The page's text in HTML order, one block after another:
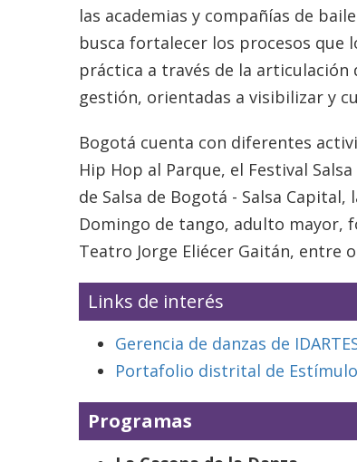
las academias y compañías de
busca fortalecer los procesos que
práctica a través de la articulación
gestión, orientadas a visibilizar y
Bogotá cuenta con diferentes
Hip Hop al Parque, el Festival
de Salsa de Bogotá - Salsa
Domingo de tango, adulto mayor,
Teatro Jorge Eliécer Gaitán, entre
Links de interés
Gerencia de danzas de
Portafolio distrital de
Programas